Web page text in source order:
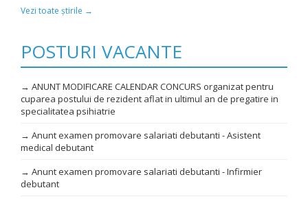
Vezi toate știrile →
POSTURI VACANTE
→ ANUNT MODIFICARE CALENDAR CONCURS organizat pentru
cuparea postului de rezident aflat in ultimul an de pregatire in
specialitatea psihiatrie
→ Anunt examen promovare salariati debutanti - Asistent
medical debutant
→ Anunt examen promovare salariati debutanti - Infirmier
debutant